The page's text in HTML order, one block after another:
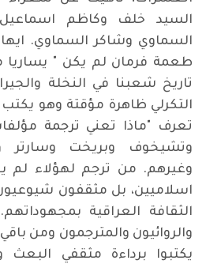
السيد خلف وكاظم
السماوي وشاكر السماوي.
طعمة فرمان لم يكن " يساريا
تاريخ شعبنا في النخلة
التكرلي ظاهرة مؤقتة وهو
تعرف "ماذا تعني ترجمة
وتشيخوف وبريخت وسارتر
وغيرهم. من ترجم لهؤلاء لم
اسلاميين، بل مثقفون
الثقافة العراقية
والروائيون والمترجمون ومن
يكتبوا برداءة مثقفي